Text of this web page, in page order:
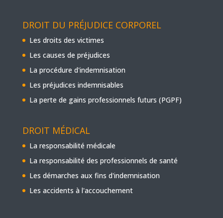
DROIT DU PRÉJUDICE CORPOREL
Les droits des victimes
Les causes de préjudices
La procédure d'indemnisation
Les préjudices indemnisables
La perte de gains professionnels futurs (PGPF)
DROIT MÉDICAL
La responsabilité médicale
La responsabilité des professionnels de santé
Les démarches aux fins d'indemnisation
Les accidents à l'accouchement